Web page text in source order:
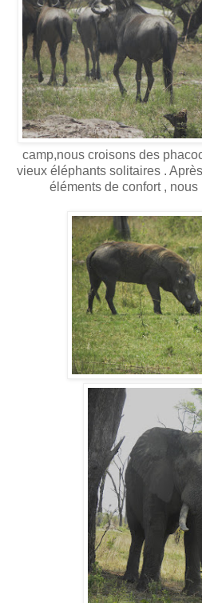
camp,nous croisons des
vieux éléphants solitaires .
éléments de confort ,